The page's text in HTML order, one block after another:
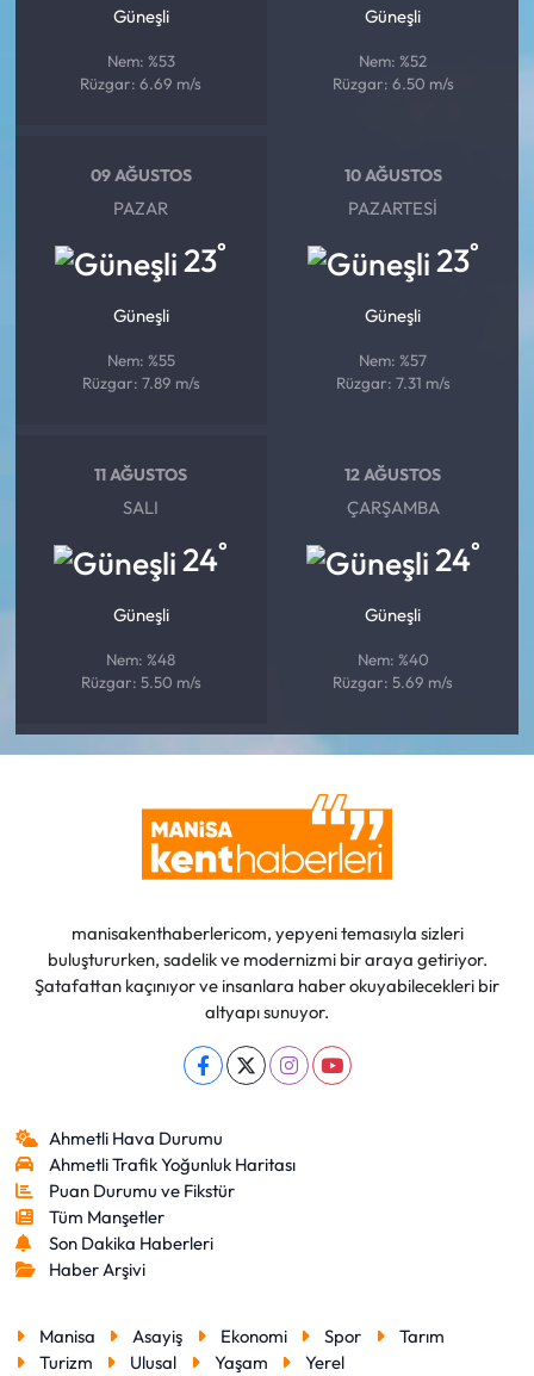
Güneşli
Nem: %53
Rüzgar: 6.69 m/s
Güneşli
Nem: %52
Rüzgar: 6.50 m/s
09 AĞUSTOS
PAZAR
23°
Güneşli
Nem: %55
Rüzgar: 7.89 m/s
10 AĞUSTOS
PAZARTESI
23°
Güneşli
Nem: %57
Rüzgar: 7.31 m/s
11 AĞUSTOS
SALI
24°
Güneşli
Nem: %48
Rüzgar: 5.50 m/s
12 AĞUSTOS
ÇARŞAMBA
24°
Güneşli
Nem: %40
Rüzgar: 5.69 m/s
manisakenthaberlericom, yepyeni temasıyla sizleri
buluştururken, sadelik ve modernizmi bir araya getiriyor.
Şatafattan kaçınıyor ve insanlara haber okuyabilecekleri bir
altyapı sunuyor.
Ahmetli Hava Durumu
Ahmetli Trafik Yoğunluk Haritası
Puan Durumu ve Fikstür
Tüm Manşetler
Son Dakika Haberleri
Haber Arşivi
Manisa Asayiş Ekonomi Spor
Tarım
Turizm
Ulusal Yaşam Yerel